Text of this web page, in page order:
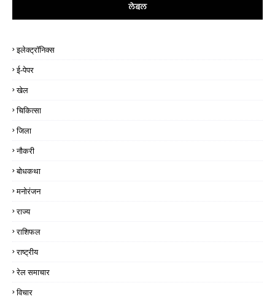
लेबल
इलेक्ट्रॉनिक्स
ई-पेपर
खेल
चिकित्सा
जिला
नौकरी
बोधकथा
मनोरंजन
राज्य
राशिफल
राष्ट्रीय
रेल समाचार
विचार